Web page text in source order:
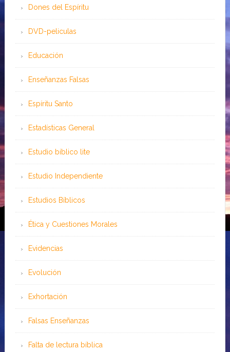
Dones del Espíritu
DVD-peliculas
Educación
Enseñanzas Falsas
Espíritu Santo
Estadísticas General
Estudio bíblico lite
Estudio Independiente
Estudios Bíblicos
Ética y Cuestiones Morales
Evidencias
Evolución
Exhortación
Falsas Enseñanzas
Falta de lectura bíblica